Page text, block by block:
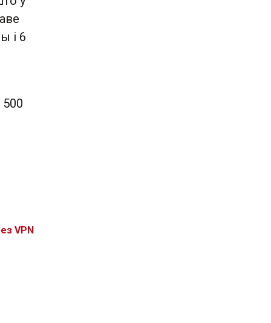
і 6
VPN